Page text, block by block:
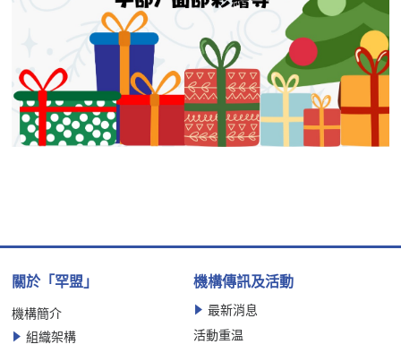
關於「罕盟」
機構簡介
組織架構
機構傳訊及活動
最新消息
活動重温